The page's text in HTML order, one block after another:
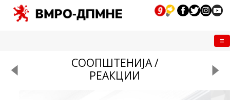
СООПШТЕНИЈА /
РЕАКЦИИ